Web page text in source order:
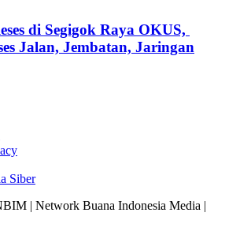
di Segigok Raya OKUS,
Jalan, Jembatan, Jaringan
Siber
| Network Buana Indonesia Media |